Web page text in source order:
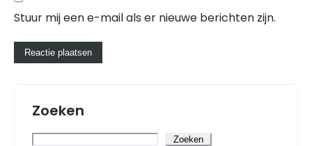
Stuur mij een e-mail als er nieuwe berichten zijn.
Zoeken
Zoeken